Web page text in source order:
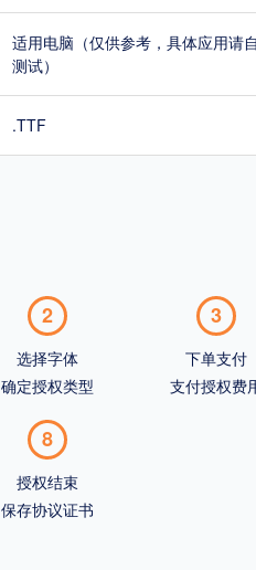
适用电脑（仅供参考，具体应用请
测试）
.TTF
2
选择字体
确定授权类型
3
下单支付
支付授权费
8
授权结束
保存协议证书